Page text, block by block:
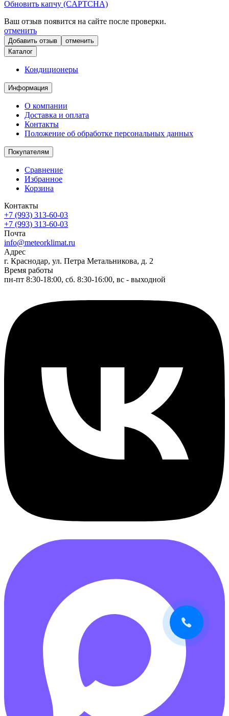
Обновить капчу (CAPTCHA)
Ваш отзыв появится на сайте после проверки.
отменить
отменить
Каталог
Кондиционеры
Информация
О компании
Доставка и оплата
Контакты
Положение об обработке персональных данных
Покупателям
Сравнение
Избранное
Корзина
Контакты
+7 (993) 313-60-03
+7 (993) 313-60-03
Почта
info@meteorklimat.ru
Адрес
г. Краснодар, ул. Петра Метальникова, д. 2
Время работы
пн-пт 8:30-18:00, сб. 8:30-16:00, вс - выходной